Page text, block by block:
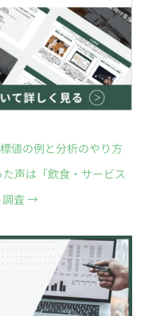
値の例と分析のやり方
声は「飲食・サービス
査→